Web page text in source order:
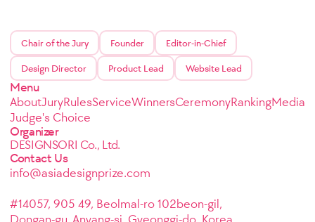
Chair of the Jury Founder Editor-in-Chief
Design Director Product Lead Website Lead
Menu
AboutJuryRulesServiceWinnersCeremonyRankingMedia
Judge's Choice
Organizer
DESIGNSORI Co., Ltd.
Contact Us
info@asiadesignprize.com
#14057, 905 49, Beolmal-ro 102beon-gil,